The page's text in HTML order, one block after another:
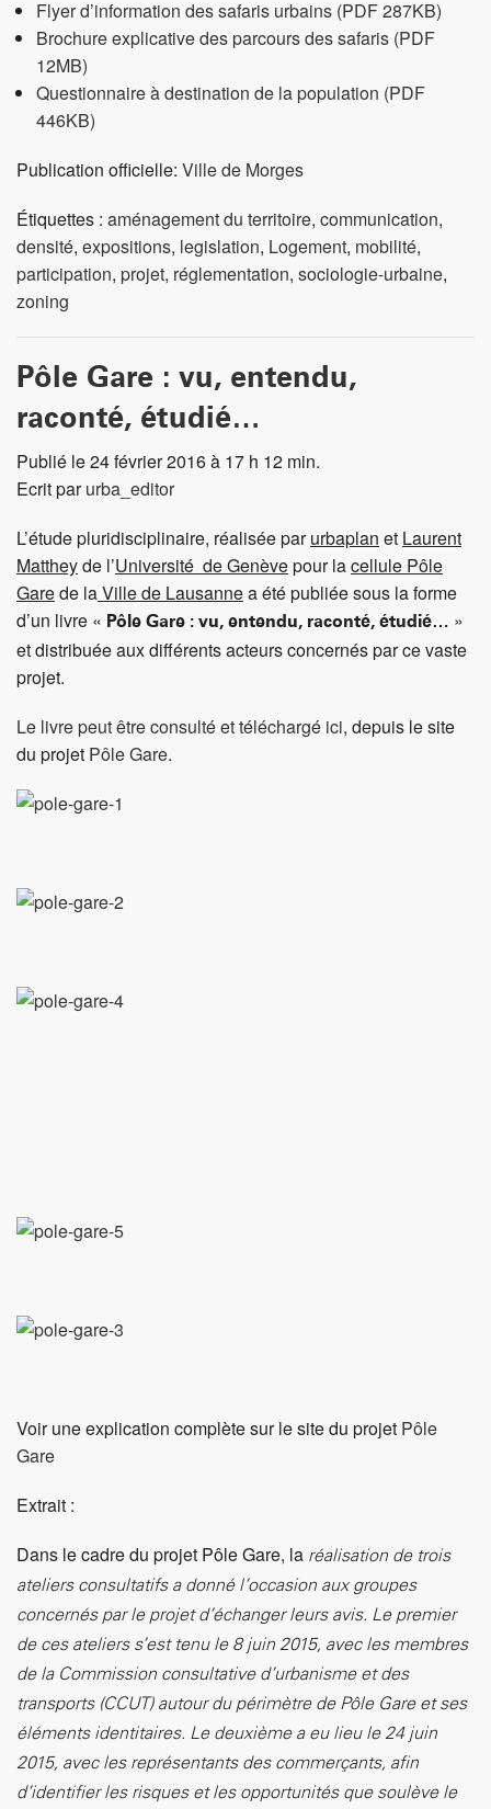
Flyer d’information des safaris urbains (PDF 287KB)
Brochure explicative des parcours des safaris (PDF
12MB)
Questionnaire à destination de la population (PDF
446KB)
Publication officielle: Ville de Morges
Étiquettes : aménagement du territoire, communication,
densité, expositions, legislation, Logement, mobilité,
participation, projet, réglementation, sociologie-urbaine,
zoning
Pôle Gare : vu, entendu,
raconté, étudié…
Publié le 24 février 2016 à 17 h 12 min.
Ecrit parurba_editor
L’étude pluridisciplinaire, réalisée parurbaplan et Laurent
Mattheyde l’Université de Genèvepour lacellule Pôle
Garede laVille de Lausannea été publiée sous la forme
d’un livre « Pôle Gare : vu, entendu, raconté, étudié… »
et distribuée aux différents acteurs concernés par ce vaste
projet.
Le livre peut être consulté et téléchargé ici, depuis le site
du projet Pôle Gare.
Voir une explication complète sur le site du projet Pôle
Gare
Extrait :
Dans le cadre du projet Pôle Gare, la réalisation de trois
ateliers consultatifs a donné l’occasion aux groupes
concernés par le projet d’échanger leurs avis. Le premier
de ces ateliers s’est tenu le 8 juin 2015, avec les membres
de la Commission consultative d’urbanisme et des
transports (CCUT) autour du périmètre de Pôle Gare et ses
éléments identitaires. Le deuxième a eu lieu le 24 juin
2015, avec les représentants des commerçants, afin
d’identifier les risques et les opportunités que soulève le